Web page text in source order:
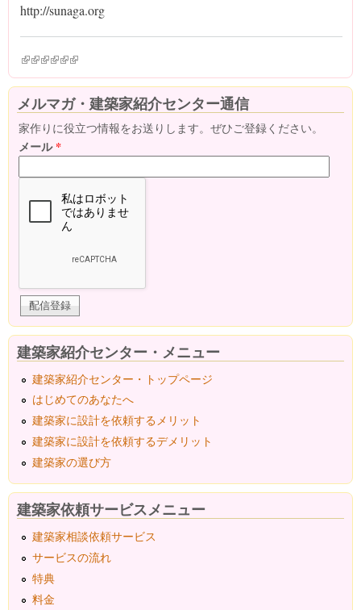
http://sunaga.org
(link is external)
(link is external)
(link is external)
(link is external)
(link is external)
(link is external)
メルマガ・建築家紹介センター通信
家作りに役立つ情報をお送りします。ぜひご登録ください。
メール*
建築家紹介センター・メニュー
建築家紹介センター・トップページ
はじめてのあなたへ
建築家に設計を依頼するメリット
建築家に設計を依頼するデメリット
建築家の選び方
建築家依頼サービスメニュー
建築家相談依頼サービス
サービスの流れ
特典
料金